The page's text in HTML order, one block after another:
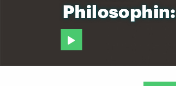
Philosophin: